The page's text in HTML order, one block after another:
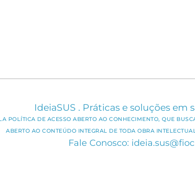
IdeiaSUS . Práticas e soluções em
POLÍTICA DE ACESSO ABERTO AO CONHECIMENTO, QUE
ABERTO AO CONTEÚDO INTEGRAL DE TODA OBRA
Fale Conosco: